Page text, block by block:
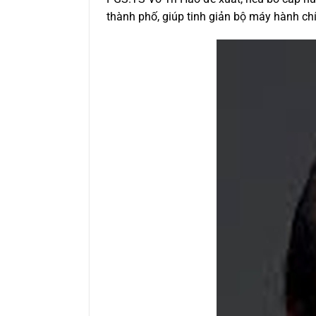
thành phố, giúp tinh giản bộ máy hành